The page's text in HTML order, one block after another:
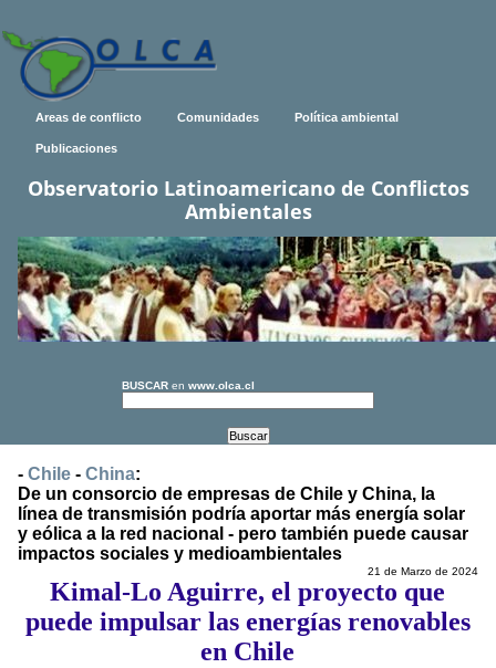
Areas de conflicto Comunidades Política ambiental
Publicaciones
Observatorio Latinoamericano de Conflictos
Ambientales
BUSCAR en www.olca.cl
- Chile - China:
De un consorcio de empresas de Chile y China, la
línea de transmisión podría aportar más energía solar
y eólica a la red nacional - pero también puede causar
impactos sociales y medioambientales
21 de Marzo de 2024
Kimal-Lo Aguirre, el proyecto que
puede impulsar las energías renovables
en Chile